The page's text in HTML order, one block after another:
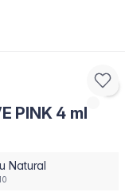
PINK 4 ml
Natural